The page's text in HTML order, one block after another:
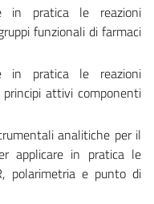
in pratica le reazioni
funzionali di farmaci
in pratica le reazioni
attivi componenti
analitiche per il
applicare in pratica le
polarimetria e punto di